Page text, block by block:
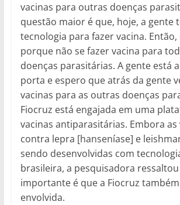
vacinas para outras doenças
questão maior é que, hoje, a gente
tecnologia para fazer vacina.
porque não se fazer vacina para
doenças parasitárias. A gente está
porta e espero que atrás da gente
vacinas para as outras doenças
Fiocruz está engajada em uma
vacinas antiparasitárias. Embora as
contra lepra [hanseníase] e
sendo desenvolvidas com
brasileira, a pesquisadora
importante é que a Fiocruz
envolvida.